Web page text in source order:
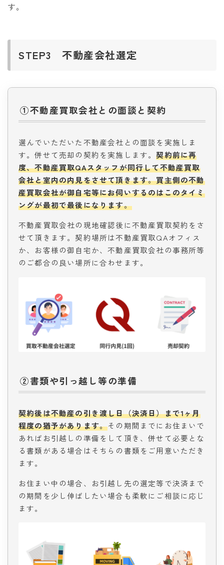
す。
STEP3 不動産会社選定
①不動産買取会社との面談と契約
選んでいただいた不動産会社との面談を実施しま
す。併せて売却の契約を実施します。契約前に再
度、不動産買取QAスタッフが同行して不動産買取
会社と室内の内見をさせて頂きます。買主側の不動
産買取会社が御自宅等にお伺いするのはこのタイミ
ングが最初で最後になります。
不動産買取会社の現地確認後に不動産買取契約をさ
せて頂きます。契約場所は不動産買取QAオフィス
か、お客様の御自宅か、不動産買取会社の事務所等
のご都合の良い場所に合わせます。
②書類や引っ越し等の準備
契約後は不動産の引き渡し日（決済日）まで1ヶ月
程度の猶予があります。その期間までにお住まいで
あればお引越しの準備をして頂き、併せて必要とな
る書類がある場合はそちらの書類をご用意いただき
ます。
お住まい中の場合、お引越し先の選定等で決済まで
の期間を少し伸ばしたい場合も柔軟にご相談に応じ
ます。